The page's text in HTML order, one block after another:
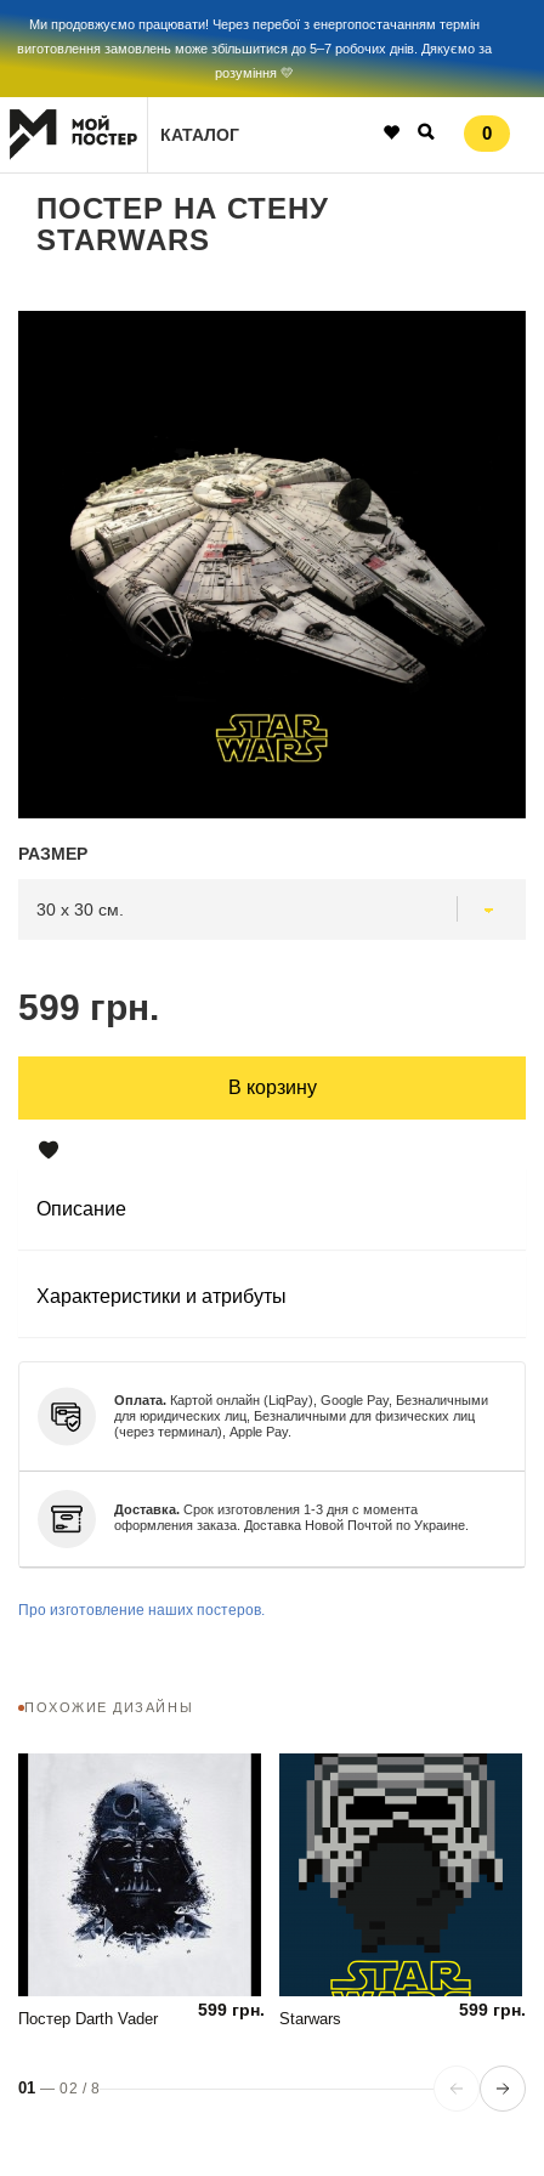
Ми продовжуємо працювати! Через перебої з енергопостачанням термін
виготовлення замовлень може збільшитися до 5–7 робочих днів. Дякуємо за
розуміння 💛
КАТАЛОГ 0
ПОСТЕР НА СТЕНУ
STARWARS
РАЗМЕР
599 грн.
В корзину
Описание
Характеристики и атрибуты
Оплата. Картой онлайн (LiqPay), Google Pay, Безналичными
для юридических лиц, Безналичными для физических лиц
(через терминал), Apple Pay.
Доставка. Срок изготовления 1-3 дня с момента
оформления заказа. Доставка Новой Почтой по Украине.
Про изготовление наших постеров.
ПОХОЖИЕ ДИЗАЙНЫ
Постер Darth Vader 599 грн. Starwars 599 грн.
01 —02 / 8